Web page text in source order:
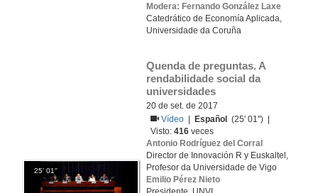
Modera: Fernando González Laxe
Catedrático de Economía Aplicada,
Universidade da Coruña
25' 01''
Quenda de preguntas. A
rendabilidade social da
universidades
20 de set. de 2017
Vídeo
Español
(25' 01'') |
Visto:416 veces
Antonio Rodríguez del Corral
Director de Innovación R y Euskaltel,
Profesor da Universidade de Vigo
Emilio Pérez Nieto